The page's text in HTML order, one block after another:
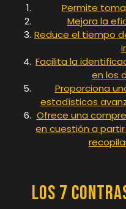
Permite
Mejora la
Reduce el tiempo
Facilita la
en los
Proporciona
estadísticos
Ofrece una
en cuestión a
Los 7